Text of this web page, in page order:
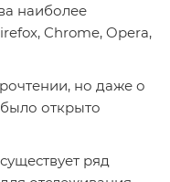
наиболее
Chrome, Opera,
но даже о
открыто
ряд